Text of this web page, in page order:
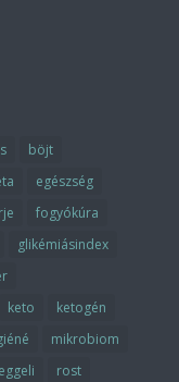
böjt
egészség
fogyókúra
glikémiásindex
keto
ketogén
mikrobiom
rost